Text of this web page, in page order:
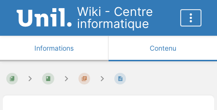
Wiki - Centre
informatique
Informations Contenu